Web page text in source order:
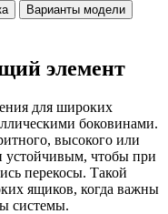
Варианты модели
элемент
для широких
боковинами.
высокого или
устойчивым, чтобы при
перекосы. Такой
ящиков, когда важны
системы.